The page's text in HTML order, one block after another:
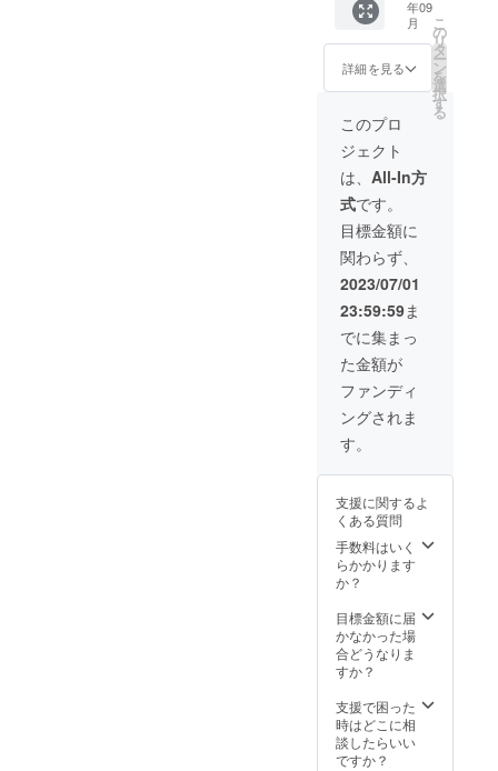
す。 ・
生誕限
定オリ
ジナル
ト 当日
で、お
渡しい
たしま
す。 会
場にお
越しに
なれな
い場合
ターン
品の郵
送と一
緒にお
送りい
たしま
す。 ※
希望の
お名前
（ニッ
クネー
ム）を
ご記入
お名前
（ニッ
クネー
字まで
お願い
いたし
ます。
定の
グッズ
をご用
意させ
ていた
す。
グッズ
の詳細
は当日
までに
別途お
知らせ
させて
いただ
きま
す。 ・
生誕限
定オリ
ジナル
ネーム
プレー
ト 当日
に受付
たしま
場にお
越しに
なれな
い場合
品の郵
送と一
緒にお
す。 ※
備考欄
へ記載
希望の
グッズ
クラウ
ドファ
ンディ
ングご
限定の
グッズ
をご用
意させ
ていた
だきま
す。
グッズ
の詳細
は当日
までに
別途お
知らせ
させて
いただ
きま
す。 ・
のぼり
に使用
のぼり
旗を作
成致し
ます。
生誕祭
支援者
様のお
クネー
ム可）
が記載
されま
が記載
された
単独ス
タンド
花を会
置致し
ます。
単独ス
タンド
花の前
で撮影
したソ
ロチェ
キを後
日、リ
ターン
品と共
に郵送
いたし
ます。
②集合
写真SP
クレ
載に使
生誕祭
の集合
写真
に、特
してお
名前を
記載さ
ます。
また、
作成し
た集合
年09
月
詳細を見る
こ
の
リ
タ
ー
ン
を
選
択
す
る
このプロ
ジェクト
は、 All-In方
式です。
目標金額に
関わらず、
2023/07/01
23:59:59ま
でに集まっ
た金額が
ファンディ
ングされま
す。
支援に関するよ
くある質問
手数料はいく
らかかります
か？
目標金額に届
かなかった場
合どうなりま
すか？
支援で困った
時はどこに相
談したらいい
ですか？